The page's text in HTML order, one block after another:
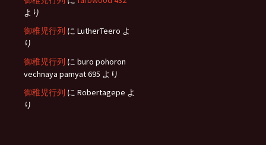
より
御稚児行列 に LutherTeero よ
り
御稚児行列 に buro pohoron
vechnaya pamyat 695 より
御稚児行列 に Robertagepe よ
り